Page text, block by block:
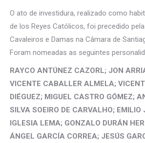
O ato de investidura, realizado como
de los Reyes Católicos, foi precedido
Cavaleiros e Damas na Câmara de
Foram nomeadas as seguintes
RAYCO ANTÚNEZ CAZORL; JON
VICENTE CABALLER ALMELA;
DIÉGUEZ; MIGUEL CASTRO GÓMEZ;
SILVA SOEIRO DE CARVALHO; EMILIO
IGLESIA LEMA; GONZALO DURÁN
ÁNGEL GARCÍA CORREA; JESÚS